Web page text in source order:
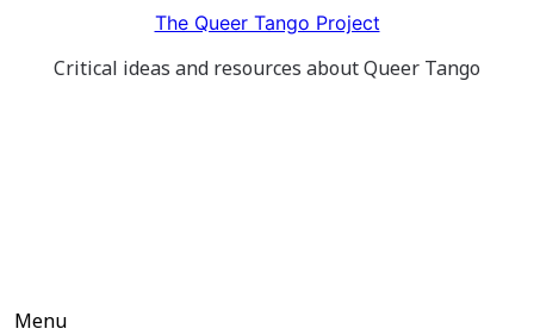
content
The Queer Tango Project
Critical ideas and resources about Queer Tango
Menu